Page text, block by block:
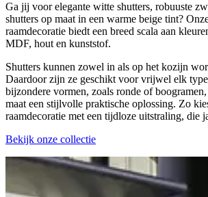
Ga jij voor elegante witte shutters, robuuste
shutters op maat in een warme beige tint?
raamdecoratie biedt een breed scala aan
MDF, hout en kunststof.
Shutters kunnen zowel in als op het kozijn
Daardoor zijn ze geschikt voor vrijwel elk
bijzondere vormen, zoals ronde of
maat een stijlvolle praktische oplossing. Zo
raamdecoratie met een tijdloze uitstraling, die
Bekijk onze collectie